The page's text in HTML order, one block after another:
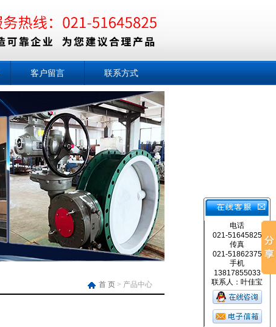
客户留言 联系方式
首 页 > 产品中心
电话
021-51645825
传真
021-51862375
手机
13817855033
联系人：叶佳宝